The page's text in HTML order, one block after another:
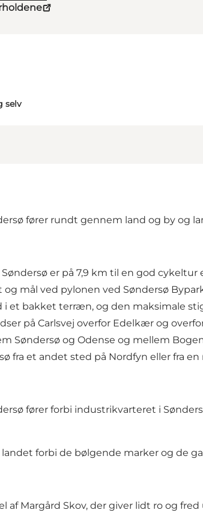
selv
fører rundt gennem land og by og
er på 7,9 km til en god cykeltur
og mål ved pylonen ved Søndersø
i et bakket terræn, og den maksimale
på Carlsvej overfor Edelkær og
Søndersø og Odense og mellem
fra et andet sted på Nordfyn eller fra
fører forbi industrikvarteret i
forbi de bølgende marker og de
af Margård Skov, der giver lidt ro og